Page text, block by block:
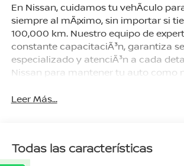
En Nissan, cuidamos tu vehÃ­culo
siempre al mÃ¡ximo, sin importar si
100,000 km. Nuestro equipo de
constante capacitaciÃ³n, garantiza
especializado y atenciÃ³n a cada
Nissan para mantener tu auto como
Leer Más...
Todas las características